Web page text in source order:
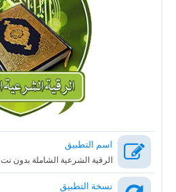
اسم التطبيق
الرقية الشرعية الشاملة بدون نت
نسخة التطبيق